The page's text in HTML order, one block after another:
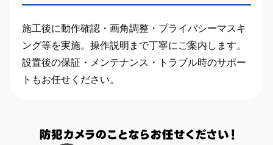
施工後に動作確認・画角調整・プライバシーマスキ
ング等を実施。操作説明まで丁寧にご案内します。
設置後の保証・メンテナンス・トラブル時のサポー
トもお任せください。